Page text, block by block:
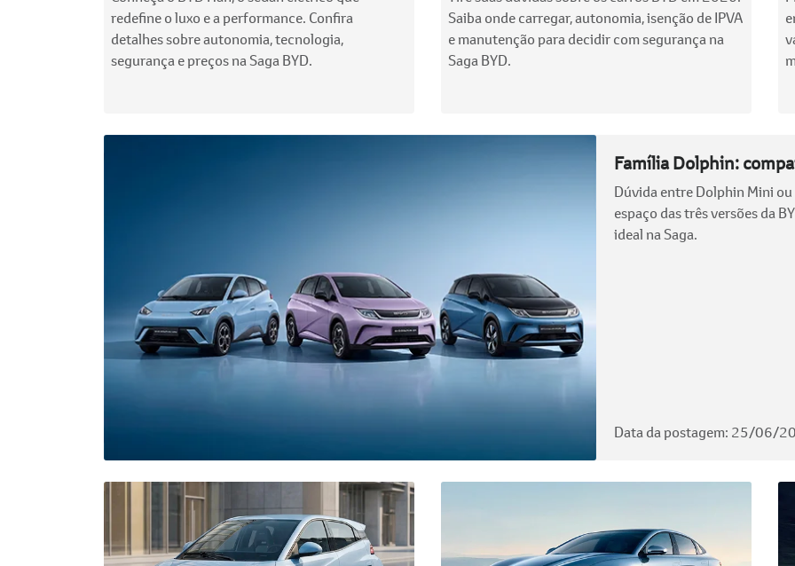
redefine o luxo e a performance. Confira
detalhes sobre autonomia, tecnologia,
segurança e preços na Saga BYD.
Saiba onde carregar, autonomia, isenção de IPVA
e manutenção para decidir com segurança na
Saga BYD.
Família Dolphin:
Dúvida entre Dolphin Mini
espaço das três versões da
ideal na Saga.
Data da postagem: 25/06/